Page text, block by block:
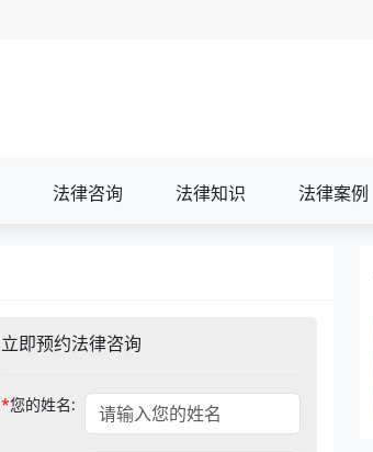
法律咨询 法律知识 法律案例
立即预约法律咨询
*您的姓名: